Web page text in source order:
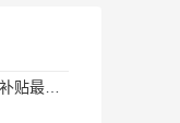
2000万